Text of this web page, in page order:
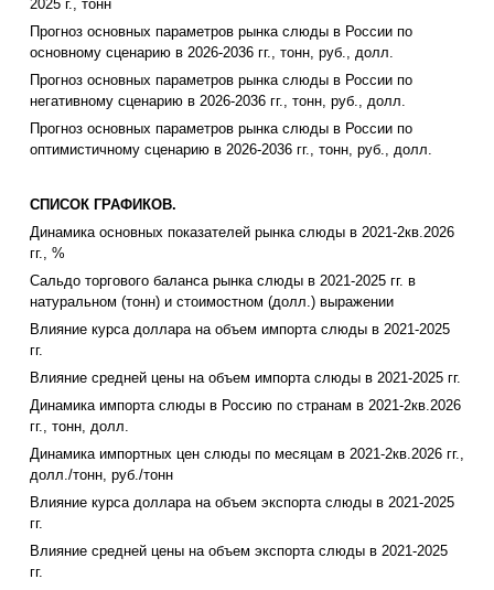
2025 г., тонн
Прогноз основных параметров рынка слюды в России по
основному сценарию в 2026-2036 гг., тонн, руб., долл.
Прогноз основных параметров рынка слюды в России по
негативному сценарию в 2026-2036 гг., тонн, руб., долл.
Прогноз основных параметров рынка слюды в России по
оптимистичному сценарию в 2026-2036 гг., тонн, руб., долл.
СПИСОК ГРАФИКОВ.
Динамика основных показателей рынка слюды в 2021-2кв.2026
гг., %
Сальдо торгового баланса рынка слюды в 2021-2025 гг. в
натуральном (тонн) и стоимостном (долл.) выражении
Влияние курса доллара на объем импорта слюды в 2021-2025
гг.
Влияние средней цены на объем импорта слюды в 2021-2025 гг.
Динамика импорта слюды в Россию по странам в 2021-2кв.2026
гг., тонн, долл.
Динамика импортных цен слюды по месяцам в 2021-2кв.2026 гг.,
долл./тонн, руб./тонн
Влияние курса доллара на объем экспорта слюды в 2021-2025
гг.
Влияние средней цены на объем экспорта слюды в 2021-2025
гг.